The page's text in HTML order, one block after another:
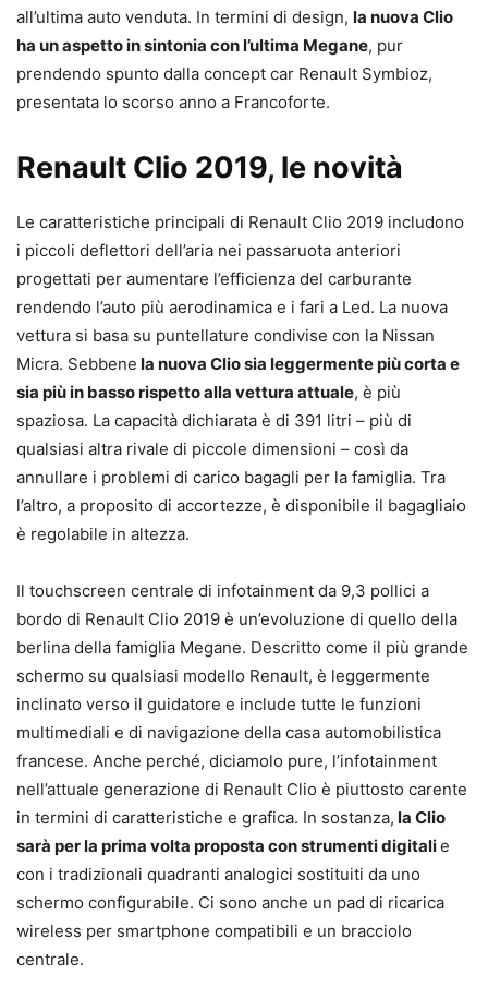
all’ultima auto venduta. In termini di design, la nuova Clio
ha un aspetto in sintonia con l’ultima Megane, pur
prendendo spunto dalla concept car Renault Symbioz,
presentata lo scorso anno a Francoforte.
Renault Clio 2019, le novità
Le caratteristiche principali di Renault Clio 2019 includono
i piccoli deflettori dell’aria nei passaruota anteriori
progettati per aumentare l’efficienza del carburante
rendendo l’auto più aerodinamica e i fari a Led. La nuova
vettura si basa su puntellature condivise con la Nissan
Micra. Sebbene la nuova Clio sia leggermente più corta e
sia più in basso rispetto alla vettura attuale, è più
spaziosa. La capacità dichiarata è di 391 litri – più di
qualsiasi altra rivale di piccole dimensioni – così da
annullare i problemi di carico bagagli per la famiglia. Tra
l’altro, a proposito di accortezze, è disponibile il bagagliaio
è regolabile in altezza.
Il touchscreen centrale di infotainment da 9,3 pollici a
bordo di Renault Clio 2019 è un’evoluzione di quello della
berlina della famiglia Megane. Descritto come il più grande
schermo su qualsiasi modello Renault, è leggermente
inclinato verso il guidatore e include tutte le funzioni
multimediali e di navigazione della casa automobilistica
francese. Anche perché, diciamolo pure, l’infotainment
nell’attuale generazione di Renault Clio è piuttosto carente
in termini di caratteristiche e grafica. In sostanza, la Clio
sarà per la prima volta proposta con strumenti digitalie
con i tradizionali quadranti analogici sostituiti da uno
schermo configurabile. Ci sono anche un pad di ricarica
wireless per smartphone compatibili e un bracciolo
centrale.